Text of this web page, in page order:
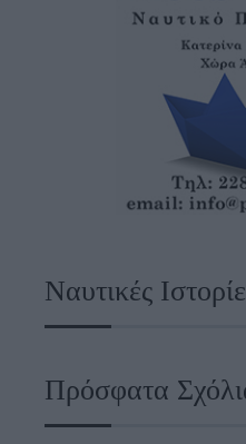
Ναυτικές
Πρόσφατα